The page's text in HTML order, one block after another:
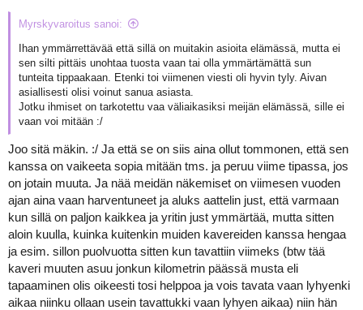
Myrskyvaroitus sanoi:
Ihan ymmärrettävää että sillä on muitakin asioita elämässä, mutta ei
sen silti pittäis unohtaa tuosta vaan tai olla ymmärtämättä sun
tunteita tippaakaan. Etenki toi viimenen viesti oli hyvin tyly. Aivan
asiallisesti olisi voinut sanua asiasta.
Jotku ihmiset on tarkotettu vaa väliaikasiksi meijän elämässä, sille ei
vaan voi mitään :/
Joo sitä mäkin. :/ Ja että se on siis aina ollut tommonen, että sen
kanssa on vaikeeta sopia mitään tms. ja peruu viime tipassa, jos
on jotain muuta. Ja nää meidän näkemiset on viimesen vuoden
ajan aina vaan harventuneet ja aluks aattelin just, että varmaan
kun sillä on paljon kaikkea ja yritin just ymmärtää, mutta sitten
aloin kuulla, kuinka kuitenkin muiden kavereiden kanssa hengaa
ja esim. sillon puolvuotta sitten kun tavattiin viimeks (btw tää
kaveri muuten asuu jonkun kilometrin päässä musta eli
tapaaminen olis oikeesti tosi helppoa ja vois tavata vaan lyhyenki
aikaa niinku ollaan usein tavattukki vaan lyhyen aikaa) niin hän